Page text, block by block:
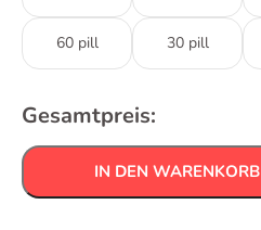
60 pill 30 pill
Gesamtpreis:
IN DEN WARENKORB